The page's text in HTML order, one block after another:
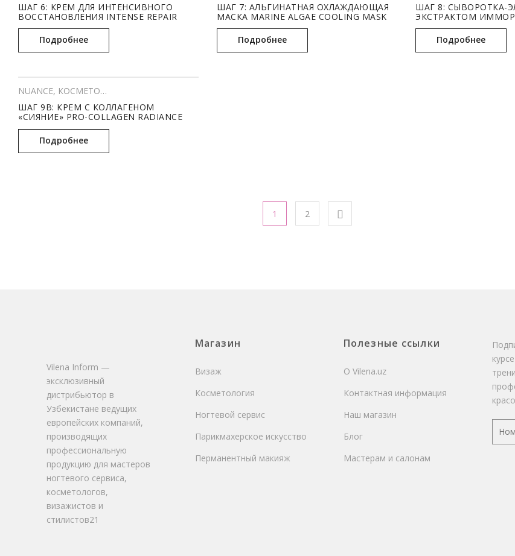
ШАГ 6: КРЕМ ДЛЯ ИНТЕНСИВНОГО
ВОССТАНОВЛЕНИЯ INTENSE REPAIR
CREAM RICH (500 МЛ)
Подробнее
ШАГ 7: АЛЬГИНАТНАЯ ОХЛАЖДАЮЩАЯ
МАСКА MARINE ALGAE COOLING MASK
(150 Г)
Подробнее
ШАГ 8: СЫВОРОТКА-
ЭКСТРАКТОМ
IMMORTELLE-INFUSED
(100 МЛ)Подробнее
NUANCE, КОСМЕТОЛОГИЯ
ШАГ 9B: КРЕМ С КОЛЛАГЕНОМ
«CИЯНИЕ» PRO-COLLAGEN RADIANCE
CREAM (150 МЛ)
Подробнее
1 2
Vilena Inform —
эксклюзивный
дистрибьютор в
Узбекистане ведущих
европейских компаний,
производящих
профессиональную
продукцию для мастеров
ногтевого сервиса,
косметологов,
визажистов и
стилистов21
Магазин
Визаж
Косметология
Ногтевой сервис
Парикмахерское искусство
Перманентный макияж
Полезные ссылки
О Vilena.uz
Контактная информация
Наш магазин
Блог
Мастерам и салонам